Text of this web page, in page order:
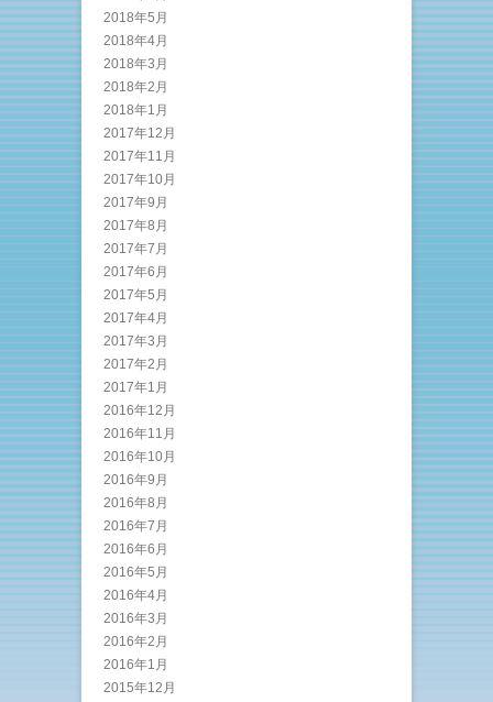
2018年5月
2018年4月
2018年3月
2018年2月
2018年1月
2017年12月
2017年11月
2017年10月
2017年9月
2017年8月
2017年7月
2017年6月
2017年5月
2017年4月
2017年3月
2017年2月
2017年1月
2016年12月
2016年11月
2016年10月
2016年9月
2016年8月
2016年7月
2016年6月
2016年5月
2016年4月
2016年3月
2016年2月
2016年1月
2015年12月